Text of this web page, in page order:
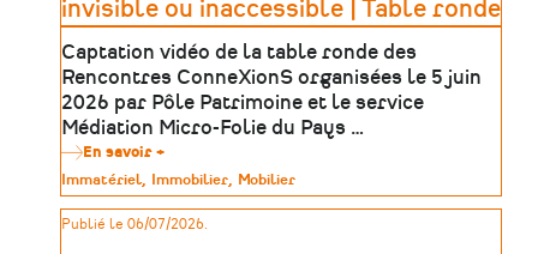
territoires
invisible ou inaccessible | Table ronde
Captation vidéo de la table ronde des
Rencontres ConneXionS organisées le 5 juin
2026 par Pôle Patrimoine et le service
Médiation Micro-Folie du Pays …
En savoir +
Outils
numériques
&
médiation
Type
de
patrimoine
Immatériel Immobilier Mobilier
Publié le 06/07/2026.